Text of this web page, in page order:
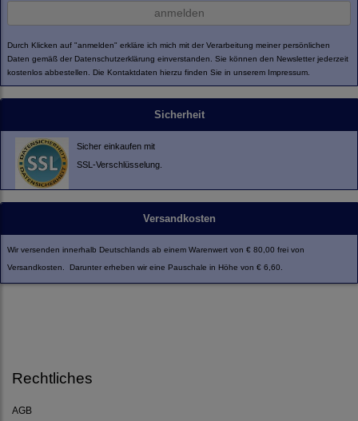
anmelden
Durch Klicken auf "anmelden" erkläre ich mich mit der Verarbeitung meiner persönlichen
Daten gemäß der Datenschutzerklärung einverstanden. Sie können den Newsletter jederzeit
kostenlos abbestellen. Die Kontaktdaten hierzu finden Sie in unserem Impressum.
Sicherheit
Sicher einkaufen mit
SSL-Verschlüsselung.
Versandkosten
Wir versenden innerhalb Deutschlands ab einem Warenwert von € 80,00 frei von
Versandkosten. Darunter erheben wir eine Pauschale in Höhe von € 6,60.
Rechtliches
AGB